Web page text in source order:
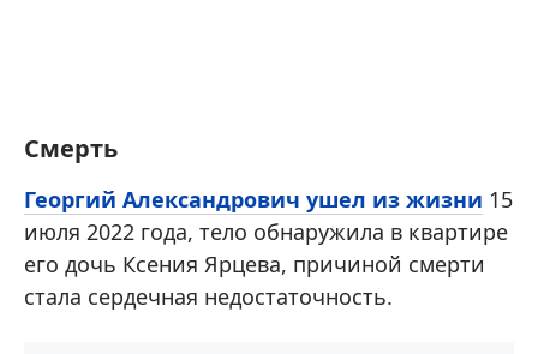
Смерть
Георгий Александрович ушел из жизни 15
июля 2022 года, тело обнаружила в квартире
его дочь Ксения Ярцева, причиной смерти
стала сердечная недостаточность.